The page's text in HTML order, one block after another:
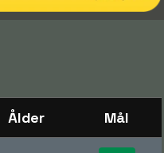
Ålder Mål